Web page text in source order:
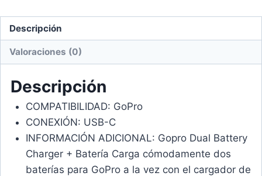
Descripción
Valoraciones (0)
Descripción
COMPATIBILIDAD: GoPro
CONEXIÓN: USB-C
INFORMACIÓN ADICIONAL: Gopro Dual Battery
Charger + Batería Carga cómodamente dos
baterías para GoPro a la vez con el cargador de